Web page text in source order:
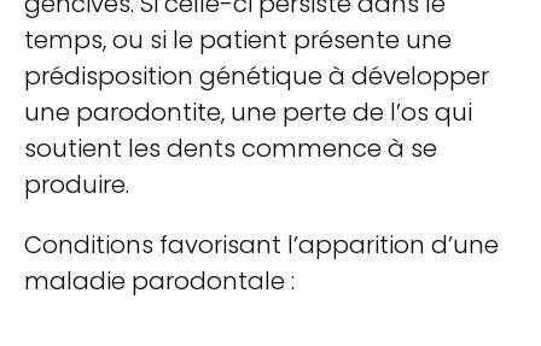
temps, ou si le patient présente une
prédisposition génétique à développer
une parodontite, une perte de l’os qui
soutient les dents commence à se
produire.
Conditions favorisant l’apparition d’une
maladie parodontale :